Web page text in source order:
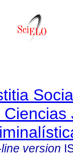
Ciencias
version